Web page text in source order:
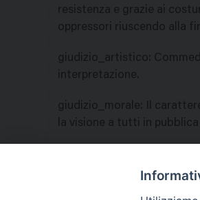
resistenza e grazie ai
oppressori riuscendo alla
giudizio_artistico:
interpretazione.
giudizio_morale: Il
la visione a tutti in pubblica